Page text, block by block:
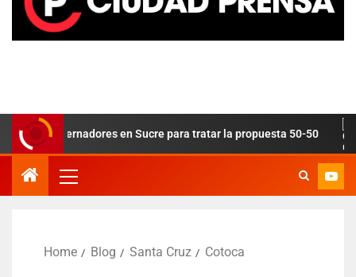
gobernadores en Sucre para tratar la propuesta 50-50
Home Blog Santa Cruz Cotoca